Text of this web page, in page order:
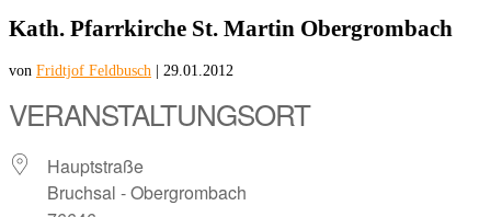
Kath. Pfarrkirche St. Martin Obergrombach
von Fridtjof Feldbusch 29.01.2012
VERANSTALTUNGSORT
Hauptstraße
Bruchsal - Obergrombach